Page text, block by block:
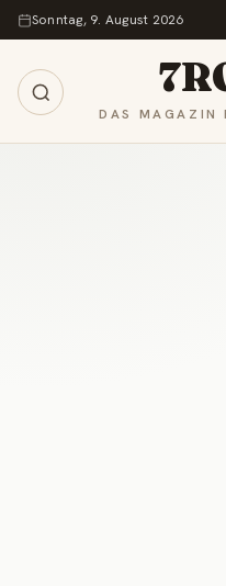
Zum Inhalt springen
Sonntag, 9. August 2026
DAS MAGAZIN